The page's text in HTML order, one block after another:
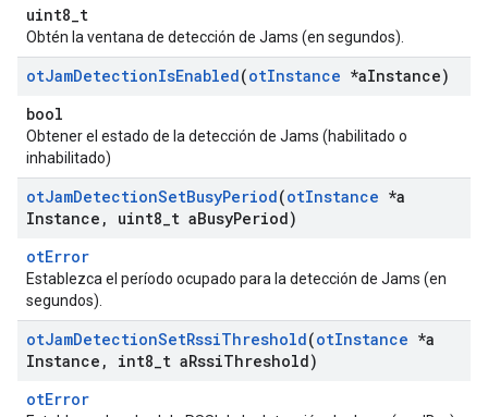
uint8_t
Obtén la ventana de detección de Jams (en segundos).
otJamDetectionIsEnabled(otInstance *aInstance)
bool
Obtener el estado de la detección de Jams (habilitado o
inhabilitado)
otJamDetectionSetBusyPeriod(otInstance *a
Instance , uint8 t aBusyPeriod)
otError
Establezca el período ocupado para la detección de Jams (en
segundos).
otJamDetectionSetRssiThreshold(otInstance *a
Instance , int8 t aRssiThreshold)
otError